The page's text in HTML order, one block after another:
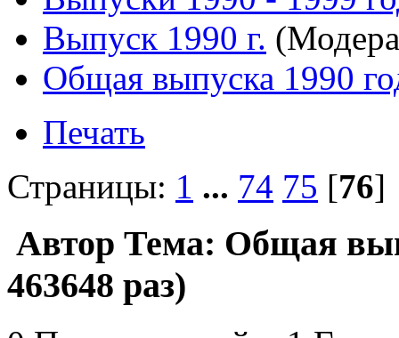
Выпуск 1990 г.
Общая выпуска 1990
Печать
Страницы: 1 ... 74 75 [76
Автор Тема: Общая
463648 раз)